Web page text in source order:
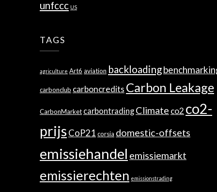
unfccc US
TAGS
agriculture Art6 aviation backloading
carbonclub carboncredits Carbon Leakage
CarbonMarket carbontrading Climate co2 co2-
prijs CoP21 corsia domestic-offsets
emissiehandel emissiemarkt
emissierechten emissionstrading